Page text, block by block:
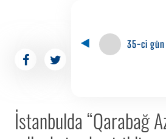
35-ci gün
İstanbulda “Qarabağ